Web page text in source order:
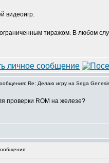
видеоигр.
тиражом. В любом
Re: Делаю игру на Sega
проверки ROM на железе?